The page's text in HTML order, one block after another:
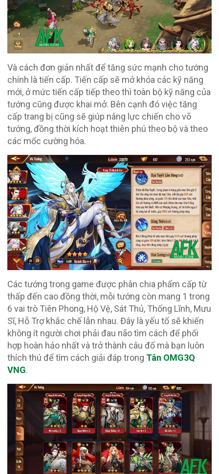
Và cách đơn giản nhất để tăng sức mạnh cho tướng
chính là tiến cấp. Tiến cấp sẽ mở khóa các kỹ năng
mới, ở mức tiến cấp tiếp theo thì toàn bộ kỹ năng của
tướng cũng được khai mở. Bên cạnh đó việc tăng
cấp trang bị cũng sẽ giúp nâng lực chiến cho võ
tướng, đồng thời kích hoạt thiên phú theo bộ và theo
các mốc cường hóa.
Các tướng trong game được phân chia phẩm cấp từ
thấp đến cao đồng thời, mỗi tướng còn mang 1 trong
6 vai trò Tiên Phong, Hộ Vệ, Sát Thủ, Thống Lĩnh, Mưu
Sĩ, Hỗ Trợ khắc chế lẫn nhau. Đây là yếu tố sẽ khiến
không ít người chơi phải đau não tìm cách để phối
hợp hoàn hảo nhất và trở thành câu đố mà bạn luôn
thích thú để tìm cách giải đáp trong Tân OMG3Q
VNG.